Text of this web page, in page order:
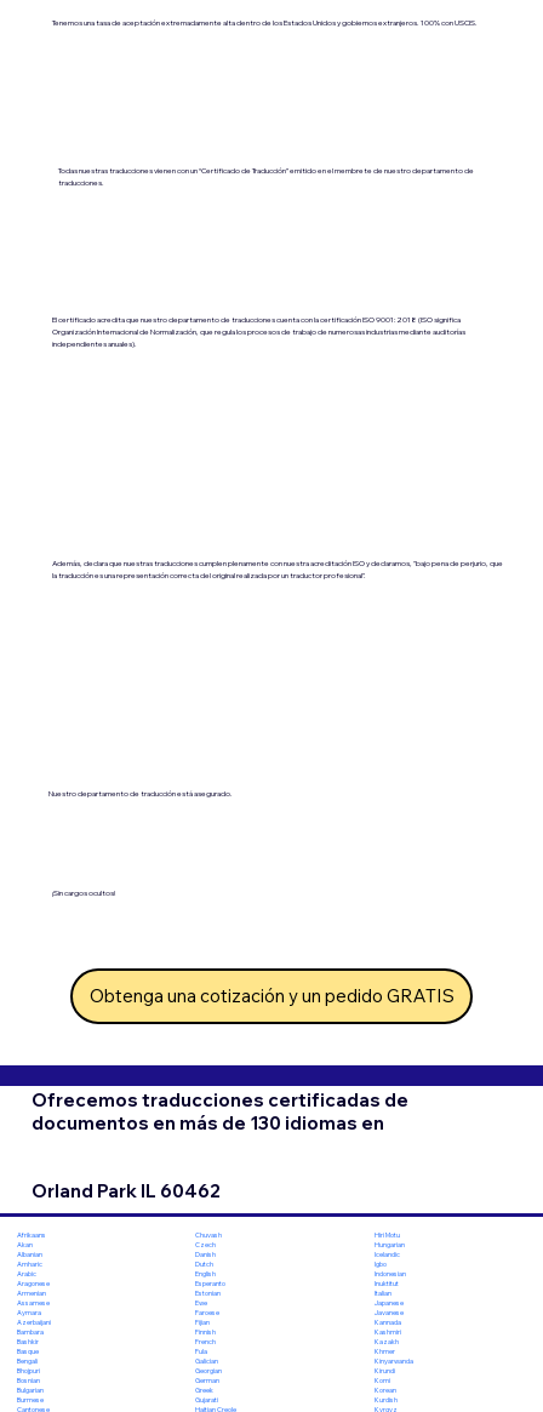
Tenemos una tasa de aceptación extremadamente alta dentro de los Estados Unidos y gobiernos extranjeros. 100% con USCIS.
Todas nuestras traducciones vienen con un “Certificado de Traducción” emitido en el membrete de nuestro departamento de
traducciones.
El certificado acredita que nuestro departamento de traducciones cuenta con la certificación ISO 9001:2018 (ISO significa
Organización Internacional de Normalización, que regula los procesos de trabajo de numerosas industrias mediante auditorías
independientes anuales).
Además, declara que nuestras traducciones cumplen plenamente con nuestra acreditación ISO y declaramos, "bajo pena de perjurio, que
la traducción es una representación correcta del original realizada por un traductor profesional".
Nuestro departamento de traducción está asegurado.
¡Sin cargos ocultos!
Obtenga una cotización y un pedido GRATIS
Ofrecemos traducciones certificadas de
documentos en más de 130 idiomas en
Orland Park IL 60462
Afrikaans
Akan
Albanian
Amharic
Arabic
Aragonese
Armenian
Assamese
Aymara
Azerbaijani
Bambara
Bashkir
Basque
Bengali
Bhojpuri
Bosnian
Bulgarian
Burmese
Cantonese
Chuvash
Czech
Danish
Dutch
English
Esperanto
Estonian
Ewe
Faroese
Fijian
Finnish
French
Fula
Galician
Georgian
German
Greek
Gujarati
Haitian Creole
Hiri Motu
Hungarian
Icelandic
Igbo
Indonesian
Inuktitut
Italian
Japanese
Javanese
Kannada
Kashmiri
Kazakh
Khmer
Kinyarwanda
Kirundi
Komi
Korean
Kurdish
Kyrgyz